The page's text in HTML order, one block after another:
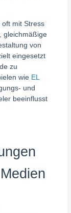
mit Stress
gleichmäßige
von
eingesetzt
zu
wie EL
und
beeinflusst